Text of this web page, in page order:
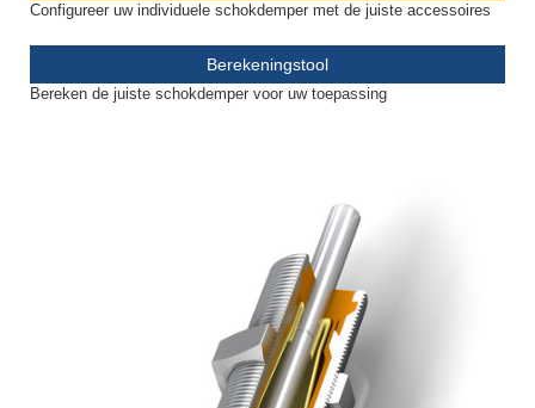
Configureer uw individuele schokdemper met de juiste accessoires
Berekeningstool
Bereken de juiste schokdemper voor uw toepassing